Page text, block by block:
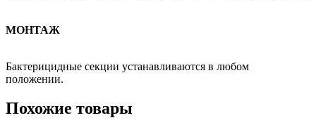
МОНТАЖ
Бактерицидные секции устанавливаются в любом
положении.
Похожие товары